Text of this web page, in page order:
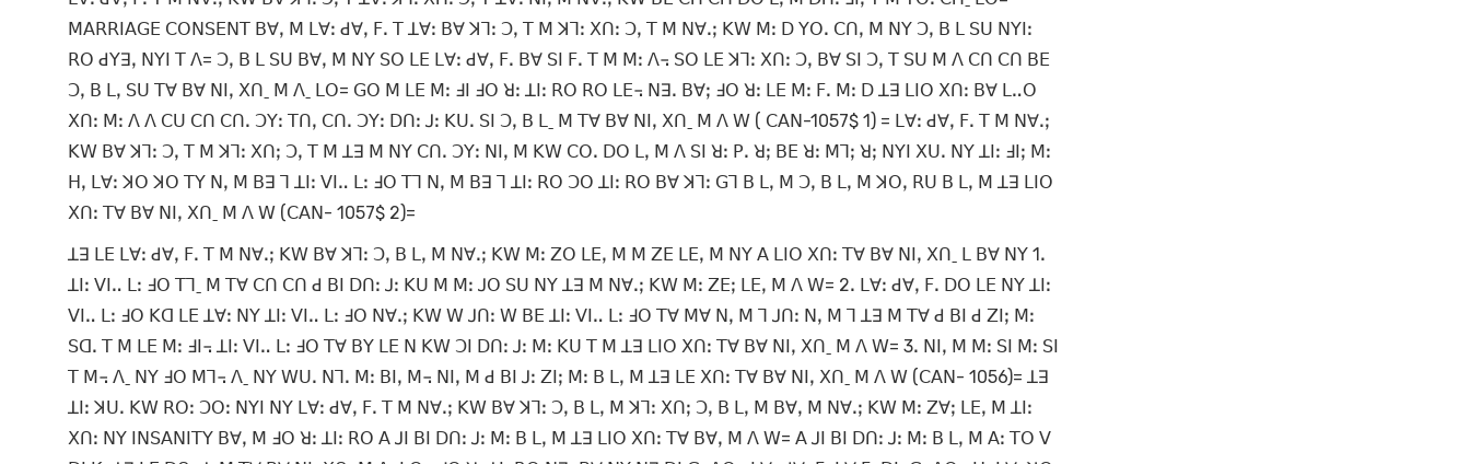
ꓟꓮꓣꓣꓲꓮꓖꓰ ꓚꓳꓠꓢꓰꓠꓔ ꓐꓯꓹ ꓟ ꓡꓯꓽ ꓒꓯꓹ ꓝꓸ ꓔ ꓕꓯꓽ ꓐꓯ ꓘꓶꓽ ꓛꓹ ꓔ ꓟ ꓘꓶꓽ ꓫꓵꓽ ꓛꓹ ꓔ ꓟ ꓠꓯꓸꓼ ꓗꓪ ꓟꓽ ꓓ ꓬꓳꓸ ꓚꓵꓹ ꓟ ꓠꓬ ꓛꓹ ꓐ ꓡ ꓢꓴ ꓠꓬꓲꓽ
ꓣꓳ ꓒꓬꓱꓹ ꓠꓬꓲ ꓔ ꓥ= ꓛꓹ ꓐ ꓡ ꓢꓴ ꓐꓯꓹ ꓟ ꓠꓬ ꓢꓳ ꓡꓰ ꓡꓯꓽ ꓒꓯꓹ ꓝꓸ ꓐꓯ ꓢꓲ ꓝꓸ ꓔ ꓟ ꓟꓽ ꓥ꓾ ꓢꓳ ꓡꓰ ꓘꓶꓽ ꓫꓵꓽ ꓛꓹ ꓐꓯ ꓢꓲ ꓛꓹ ꓔ ꓢꓴ ꓟ ꓥ ꓚꓵ ꓚꓵ ꓐꓰ
ꓛꓹ ꓐ ꓡꓹ ꓢꓴ ꓔꓯ ꓐꓯ ꓠꓲꓹ ꓫꓵˍ ꓟ ꓥˍ ꓡꓳ= ꓖꓳ ꓟ ꓡꓰ ꓟꓽ ꓞꓲ ꓞꓳ ꓤꓽ ꓕꓲꓽ ꓣꓳ ꓣꓳ ꓡꓰ꓾ ꓠꓱꓸ ꓐꓯꓼ ꓞꓳ ꓤꓽ ꓡꓰ ꓟꓽ ꓝꓸ ꓟꓽ ꓓ ꓕꓱ ꓡꓲꓳ ꓫꓵꓽ ꓐꓯ ꓡꓺꓳ
ꓫꓵꓽ ꓟꓽ ꓥ ꓥ ꓚꓴ ꓚꓵ ꓚꓵꓸ ꓛꓬꓽ ꓔꓵꓹ ꓚꓵꓸ ꓛꓬꓽ ꓓꓵꓽ ꓙꓽ ꓗꓴꓸ ꓢꓲ ꓛꓹ ꓐ ꓡˍ ꓟ ꓔꓯ ꓐꓯ ꓠꓲꓹ ꓫꓵˍ ꓟ ꓥ ꓪ ( ꓚꓮꓠ-1057$ 1) = ꓡꓯꓽ ꓒꓯꓹ ꓝꓸ ꓔ ꓟ ꓠꓯꓸꓼ
ꓗꓪ ꓐꓯ ꓘꓶꓽ ꓛꓹ ꓔ ꓟ ꓘꓶꓽ ꓫꓵꓼ ꓛꓹ ꓔ ꓟ ꓕꓱ ꓟ ꓠꓬ ꓚꓵꓸ ꓛꓬꓽ ꓠꓲꓹ ꓟ ꓗꓪ ꓚꓳꓸ ꓓꓳ ꓡꓹ ꓟ ꓥ ꓢꓲ ꓤꓽ ꓑꓸ ꓤꓼ ꓐꓰ ꓤꓽ ꓟꓶꓼ ꓤꓼ ꓠꓬꓲ ꓫꓴꓸ ꓠꓬ ꓕꓲꓽ ꓞꓲꓼ ꓟꓽ
ꓧꓹ ꓡꓯꓽ ꓘꓳ ꓘꓳ ꓔꓬ ꓠꓹ ꓟ ꓐꓱ ꓶ ꓕꓲꓽ ꓦꓲꓺ ꓡꓽ ꓞꓳ ꓔꓶ ꓠꓹ ꓟ ꓐꓱ ꓶ ꓕꓲꓽ ꓣꓳ ꓛꓳ ꓕꓲꓽ ꓣꓳ ꓐꓯ ꓘꓶꓽ ꓖꓶ ꓐ ꓡꓹ ꓟ ꓛꓹ ꓐ ꓡꓹ ꓟ ꓘꓳꓹ ꓣꓴ ꓐ ꓡꓹ ꓟ ꓕꓱ ꓡꓲꓳ
ꓫꓵꓽ ꓔꓯ ꓐꓯ ꓠꓲꓹ ꓫꓵˍ ꓟ ꓥ ꓪ (ꓚꓮꓠ- 1057$ 2)=
ꓕꓱ ꓡꓰ ꓡꓯꓽ ꓒꓯꓹ ꓝꓸ ꓔ ꓟ ꓠꓯꓸꓼ ꓗꓪ ꓐꓯ ꓘꓶꓽ ꓛꓹ ꓐ ꓡꓹ ꓟ ꓠꓯꓸꓼ ꓗꓪ ꓟꓽ ꓜꓳ ꓡꓰꓹ ꓟ ꓟ ꓜꓰ ꓡꓰꓹ ꓟ ꓠꓬ ꓮ ꓡꓲꓳ ꓫꓵꓽ ꓔꓯ ꓐꓯ ꓠꓲꓹ ꓫꓵˍ ꓡ ꓐꓯ ꓠꓬ 1ꓸ
ꓕꓲꓽ ꓦꓲꓺ ꓡꓽ ꓞꓳ ꓔꓶˍ ꓟ ꓔꓯ ꓚꓵ ꓚꓵ ꓒ ꓐꓲ ꓓꓵꓽ ꓙꓽ ꓗꓴ ꓟ ꓟꓽ ꓙꓳ ꓢꓴ ꓠꓬ ꓕꓱ ꓟ ꓠꓯꓸꓼ ꓗꓪ ꓟꓽ ꓜꓰꓼ ꓡꓰꓹ ꓟ ꓥ ꓪ= 2ꓸ ꓡꓯꓽ ꓒꓯꓹ ꓝꓸ ꓓꓳ ꓡꓰ ꓠꓬ ꓕꓲꓽ
ꓦꓲꓺ ꓡꓽ ꓞꓳ ꓗꓷ ꓡꓰ ꓕꓯꓽ ꓠꓬ ꓕꓲꓽ ꓦꓲꓺ ꓡꓽ ꓞꓳ ꓠꓯꓸꓼ ꓗꓪ ꓪ ꓙꓵꓽ ꓪ ꓐꓰ ꓕꓲꓽ ꓦꓲꓺ ꓡꓽ ꓞꓳ ꓔꓯ ꓟꓯ ꓠꓹ ꓟ ꓶ ꓙꓵꓽ ꓠꓹ ꓟ ꓶ ꓕꓱ ꓟ ꓔꓯ ꓒ ꓐꓲ ꓒ ꓜꓲꓼ ꓟꓽ
ꓢꓷꓸ ꓔ ꓟ ꓡꓰ ꓟꓽ ꓞꓲ꓾ ꓕꓲꓽ ꓦꓲꓺ ꓡꓽ ꓞꓳ ꓔꓯ ꓐꓬ ꓡꓰ ꓠ ꓗꓪ ꓛꓲ ꓓꓵꓽ ꓙꓽ ꓟꓽ ꓗꓴ ꓔ ꓟ ꓕꓱ ꓡꓲꓳ ꓫꓵꓽ ꓔꓯ ꓐꓯ ꓠꓲꓹ ꓫꓵˍ ꓟ ꓥ ꓪ= 3ꓸ ꓠꓲꓹ ꓟ ꓟꓽ ꓢꓲ ꓟꓽ ꓢꓲ
ꓔ ꓟ꓾ ꓥˍ ꓠꓬ ꓞꓳ ꓟꓶ꓾ ꓥˍ ꓠꓬ ꓪꓴꓸ ꓠꓶꓸ ꓟꓽ ꓐꓲꓹ ꓟ꓾ ꓠꓲꓹ ꓟ ꓒ ꓐꓲ ꓙꓽ ꓜꓲꓼ ꓟꓽ ꓐ ꓡꓹ ꓟ ꓕꓱ ꓡꓰ ꓫꓵꓽ ꓔꓯ ꓐꓯ ꓠꓲꓹ ꓫꓵˍ ꓟ ꓥ ꓪ (ꓚꓮꓠ- 1056)= ꓕꓱ
ꓕꓲꓽ ꓘꓴꓸ ꓗꓪ ꓣꓳꓽ ꓛꓳꓽ ꓠꓬꓲ ꓠꓬ ꓡꓯꓽ ꓒꓯꓹ ꓝꓸ ꓔ ꓟ ꓠꓯꓸꓼ ꓗꓪ ꓐꓯ ꓘꓶꓽ ꓛꓹ ꓐ ꓡꓹ ꓟ ꓘꓶꓽ ꓫꓵꓼ ꓛꓹ ꓐ ꓡꓹ ꓟ ꓐꓯꓹ ꓟ ꓠꓯꓸꓼ ꓗꓪ ꓟꓽ ꓜꓯꓼ ꓡꓰꓹ ꓟ ꓕꓲꓽ
ꓫꓵꓽ ꓠꓬ ꓲꓠꓢꓮꓠꓲꓔꓬ ꓐꓯꓹ ꓟ ꓞꓳ ꓤꓽ ꓕꓲꓽ ꓣꓳ ꓮ ꓙꓲ ꓐꓲ ꓓꓵꓽ ꓙꓽ ꓟꓽ ꓐ ꓡꓹ ꓟ ꓕꓱ ꓡꓲꓳ ꓫꓵꓽ ꓔꓯ ꓐꓯꓹ ꓟ ꓥ ꓪ= ꓮ ꓙꓲ ꓐꓲ ꓓꓵꓽ ꓙꓽ ꓟꓽ ꓐ ꓡꓹ ꓟ ꓮꓽ ꓔꓳ ꓦ